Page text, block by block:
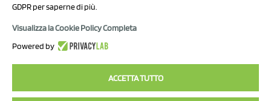
Capitale sociale Euro 50.000,00 i.v.
GDPR per saperne di più.
Visualizza la Cookie Policy Completa
Powered by
ACCETTA TUTTO